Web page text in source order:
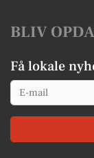
BLIV
Få lokale
Email